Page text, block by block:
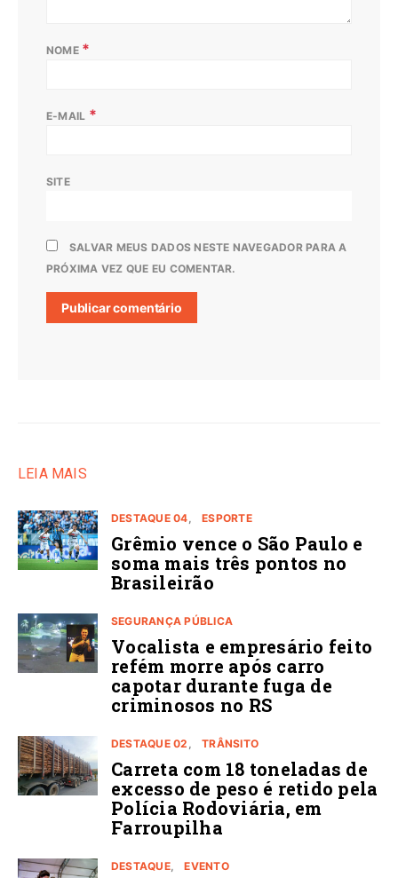
NOME *
E-MAIL *
SITE
SALVAR MEUS DADOS NESTE NAVEGADOR PARA A
PRÓXIMA VEZ QUE EU COMENTAR.
LEIA MAIS
DESTAQUE 04 ESPORTE
Grêmio vence o São Paulo e
soma mais três pontos no
Brasileirão
SEGURANÇA PÚBLICA
Vocalista e empresário feito
refém morre após carro
capotar durante fuga de
criminosos no RS
DESTAQUE 02 TRÂNSITO
Carreta com 18 toneladas de
excesso de peso é retido pela
Polícia Rodoviária, em
Farroupilha
DESTAQUE EVENTO